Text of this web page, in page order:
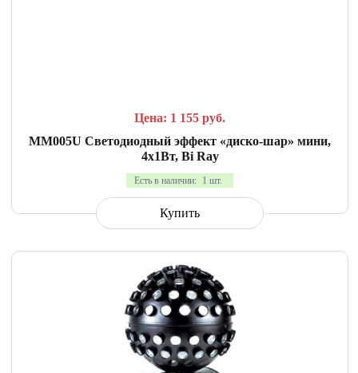
Цена: 1 155 руб.
MM005U Светодиодный эффект «диско-шар» мини,
4х1Вт, Bi Ray
Есть в наличии: 1 шт.
Купить